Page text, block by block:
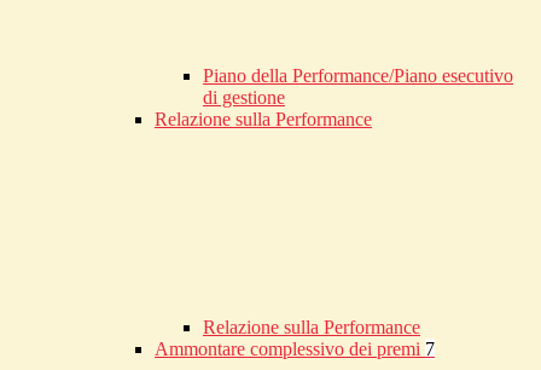
Piano della Performance/Piano esecutivo
di gestione
Relazione sulla Performance
Relazione sulla Performance
Ammontare complessivo dei premi 7